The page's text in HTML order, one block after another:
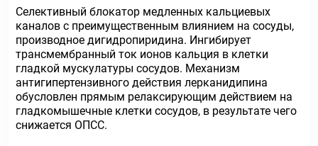
Селективный блокатор медленных кальциевых
каналов с преимущественным влиянием на сосуды,
производное дигидропиридина. Ингибирует
трансмембранный ток ионов кальция в клетки
гладкой мускулатуры сосудов. Механизм
антигипертензивного действия лерканидипина
обусловлен прямым релаксирующим действием на
гладкомышечные клетки сосудов, в результате чего
снижается ОПСС.